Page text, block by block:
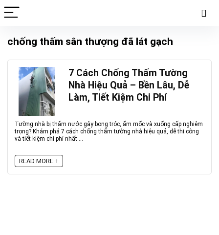
chống thấm sân thượng đã lát gạch
7 Cách Chống Thấm Tường
Nhà Hiệu Quả – Bền Lâu, Dễ
Làm, Tiết Kiệm Chi Phí
Tường nhà bị thấm nước gây bong tróc, ẩm mốc và xuống cấp nghiêm
trọng? Khám phá 7 cách chống thấm tường nhà hiệu quả, dễ thi công
và tiết kiệm chi phí nhất ...
READ MORE +